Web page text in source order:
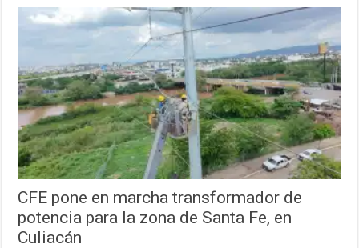
CFE pone en marcha transformador de
potencia para la zona de Santa Fe, en
Culiacán